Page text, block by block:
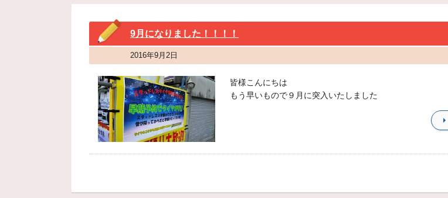
9月になりました！！！！
2016年9月2日
皆様こんにちは
もう早いもので９月に突入いたしました